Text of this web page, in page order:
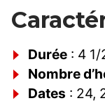
Durée : 4
Nombre
Dates : 24,